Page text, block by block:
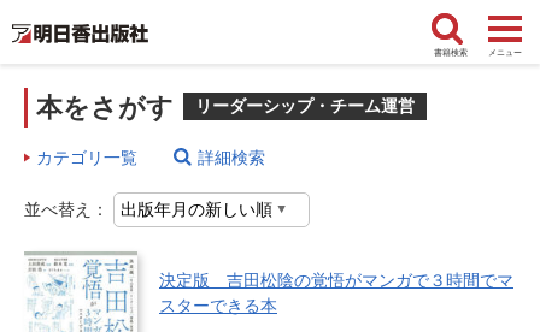
書籍検索 メニュー
本をさがす リーダーシップ・チーム運営
カテゴリ一覧 詳細検索
並べ替え：
決定版 吉田松陰の覚悟がマンガで３時間でマ
スターできる本